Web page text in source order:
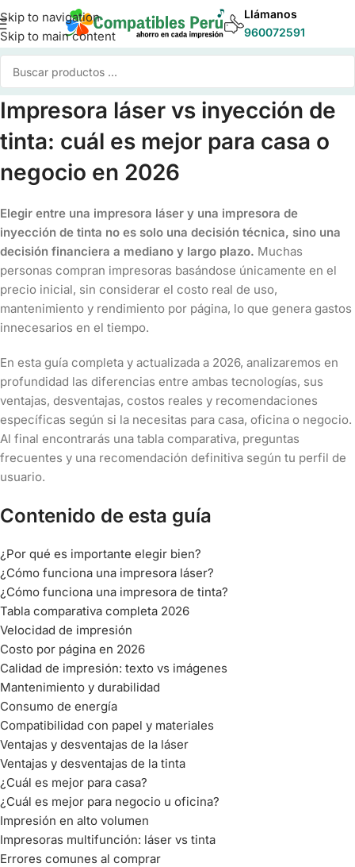
Skip to navigation
Skip to main content
Llámanos
960072591
Impresora láser vs inyección de
tinta: cuál es mejor para casa o
negocio en 2026
Elegir entre una impresora láser y una impresora de
inyección de tinta no es solo una decisión técnica, sino una
decisión financiera a mediano y largo plazo. Muchas
personas compran impresoras basándose únicamente en el
precio inicial, sin considerar el costo real de uso,
mantenimiento y rendimiento por página, lo que genera gastos
innecesarios en el tiempo.
En esta guía completa y actualizada a 2026, analizaremos en
profundidad las diferencias entre ambas tecnologías, sus
ventajas, desventajas, costos reales y recomendaciones
específicas según si la necesitas para casa, oficina o negocio.
Al final encontrarás una tabla comparativa, preguntas
frecuentes y una recomendación definitiva según tu perfil de
usuario.
Contenido de esta guía
¿Por qué es importante elegir bien?
¿Cómo funciona una impresora láser?
¿Cómo funciona una impresora de tinta?
Tabla comparativa completa 2026
Velocidad de impresión
Costo por página en 2026
Calidad de impresión: texto vs imágenes
Mantenimiento y durabilidad
Consumo de energía
Compatibilidad con papel y materiales
Ventajas y desventajas de la láser
Ventajas y desventajas de la tinta
¿Cuál es mejor para casa?
¿Cuál es mejor para negocio u oficina?
Impresión en alto volumen
Impresoras multifunción: láser vs tinta
Errores comunes al comprar